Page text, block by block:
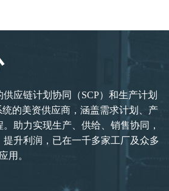
应链计划协同（SCP）和生产计划
的美资供应商，涵盖需求计划、产
助力实现生产、供给、销售协同，
升利润，已在一千多家工厂及众多
用。